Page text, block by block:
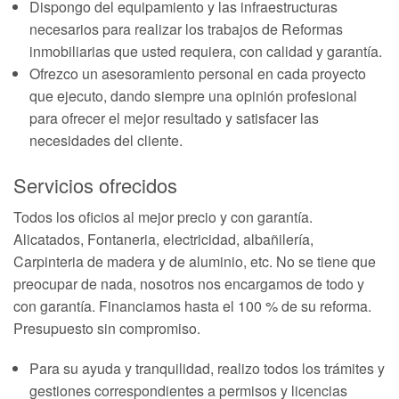
Dispongo del equipamiento y las infraestructuras
necesarios para realizar los trabajos de Reformas
inmobiliarias que usted requiera, con calidad y garantía.
Ofrezco un asesoramiento personal en cada proyecto
que ejecuto, dando siempre una opinión profesional
para ofrecer el mejor resultado y satisfacer las
necesidades del cliente.
Servicios ofrecidos
Todos los oficios al mejor precio y con garantía.
Alicatados, Fontaneria, electricidad, albañilería,
Carpinteria de madera y de aluminio, etc. No se tiene que
preocupar de nada, nosotros nos encargamos de todo y
con garantía. Financiamos hasta el 100 % de su reforma.
Presupuesto sin compromiso.
Para su ayuda y tranquilidad, realizo todos los trámites y
gestiones correspondientes a permisos y licencias